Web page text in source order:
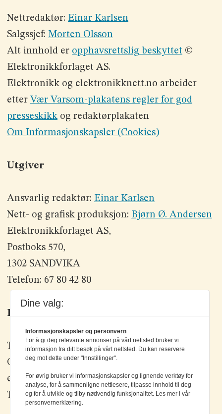
Nettredaktør: Einar Karlsen
Salgssjef: Morten Olsson
Alt innhold er opphavsrettslig beskyttet©
Elektronikkforlaget AS.
Elektronikk og elektronikknett.no arbeider
etter Vær Varsom-plakatens regler for god
presseskikkog redaktørplakaten
Om Informasjonskapsler (Cookies)
Utgiver
Ansvarlig redaktør: Einar Karlsen
Nett- og grafisk produksjon: Bjørn Ø. Andersen
Elektronikkforlaget AS,
Postboks 570,
1302 SANDVIKA
Telefon: 67 80 42 80
Kontakt oss
Tlf: +47 67 80 42 80
Olav Brunborgs vei 6, 1396 Billingstad
epost: elektronikk@elektronikkforlaget.no
Tips oss:tips@elektronikkforlaget.no
Dine valg:
Informasjonskapsler og personvern
For å gi deg relevante annonser på vårt nettsted bruker vi
informasjon fra ditt besøk på vårt nettsted. Du kan reservere
deg mot dette under "Innstillinger".
For øvrig bruker vi informasjonskapsler og lignende verktøy for
analyse, for å sammenligne nettlesere, tilpasse innhold til deg
og for å utvikle og tilby nødvendig funksjonalitet. Les mer i vår
personvernerklæring.